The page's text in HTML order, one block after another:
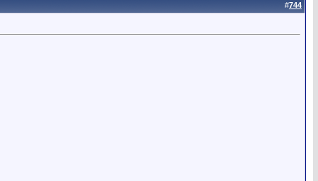
#744